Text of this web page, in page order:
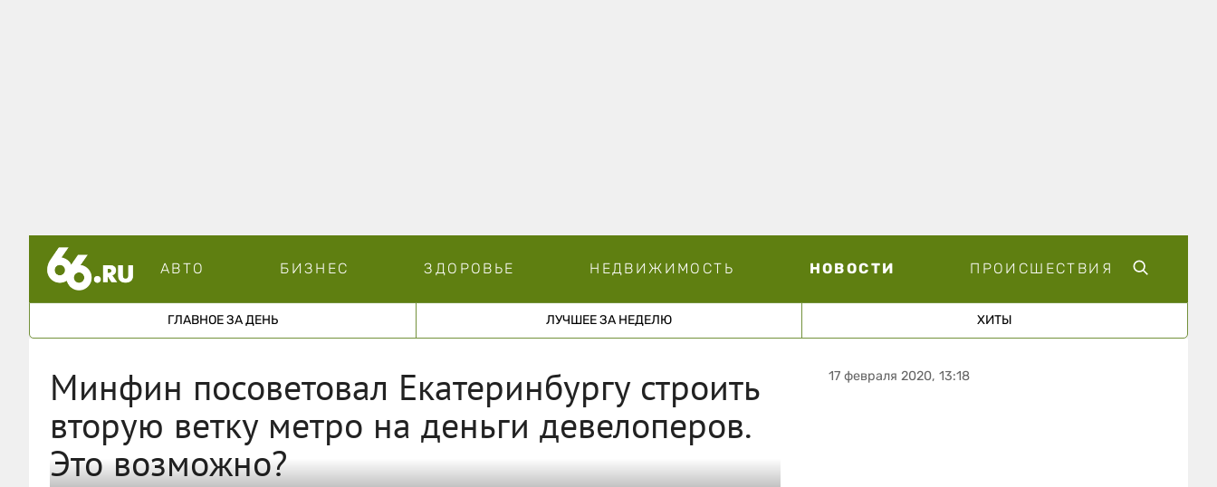
АВТО БИЗНЕС ЗДОРОВЬЕ НЕДВИЖИМОСТЬ НОВОСТИ ПРОИСШЕСТВИЯ
ГЛАВНОЕ ЗА ДЕНЬ ЛУЧШЕЕ ЗА НЕДЕЛЮ ХИТЫ
Минфин посоветовал Екатеринбургу строить
вторую ветку метро на деньги девелоперов.
Это возможно?
17 февраля 2020, 13:18